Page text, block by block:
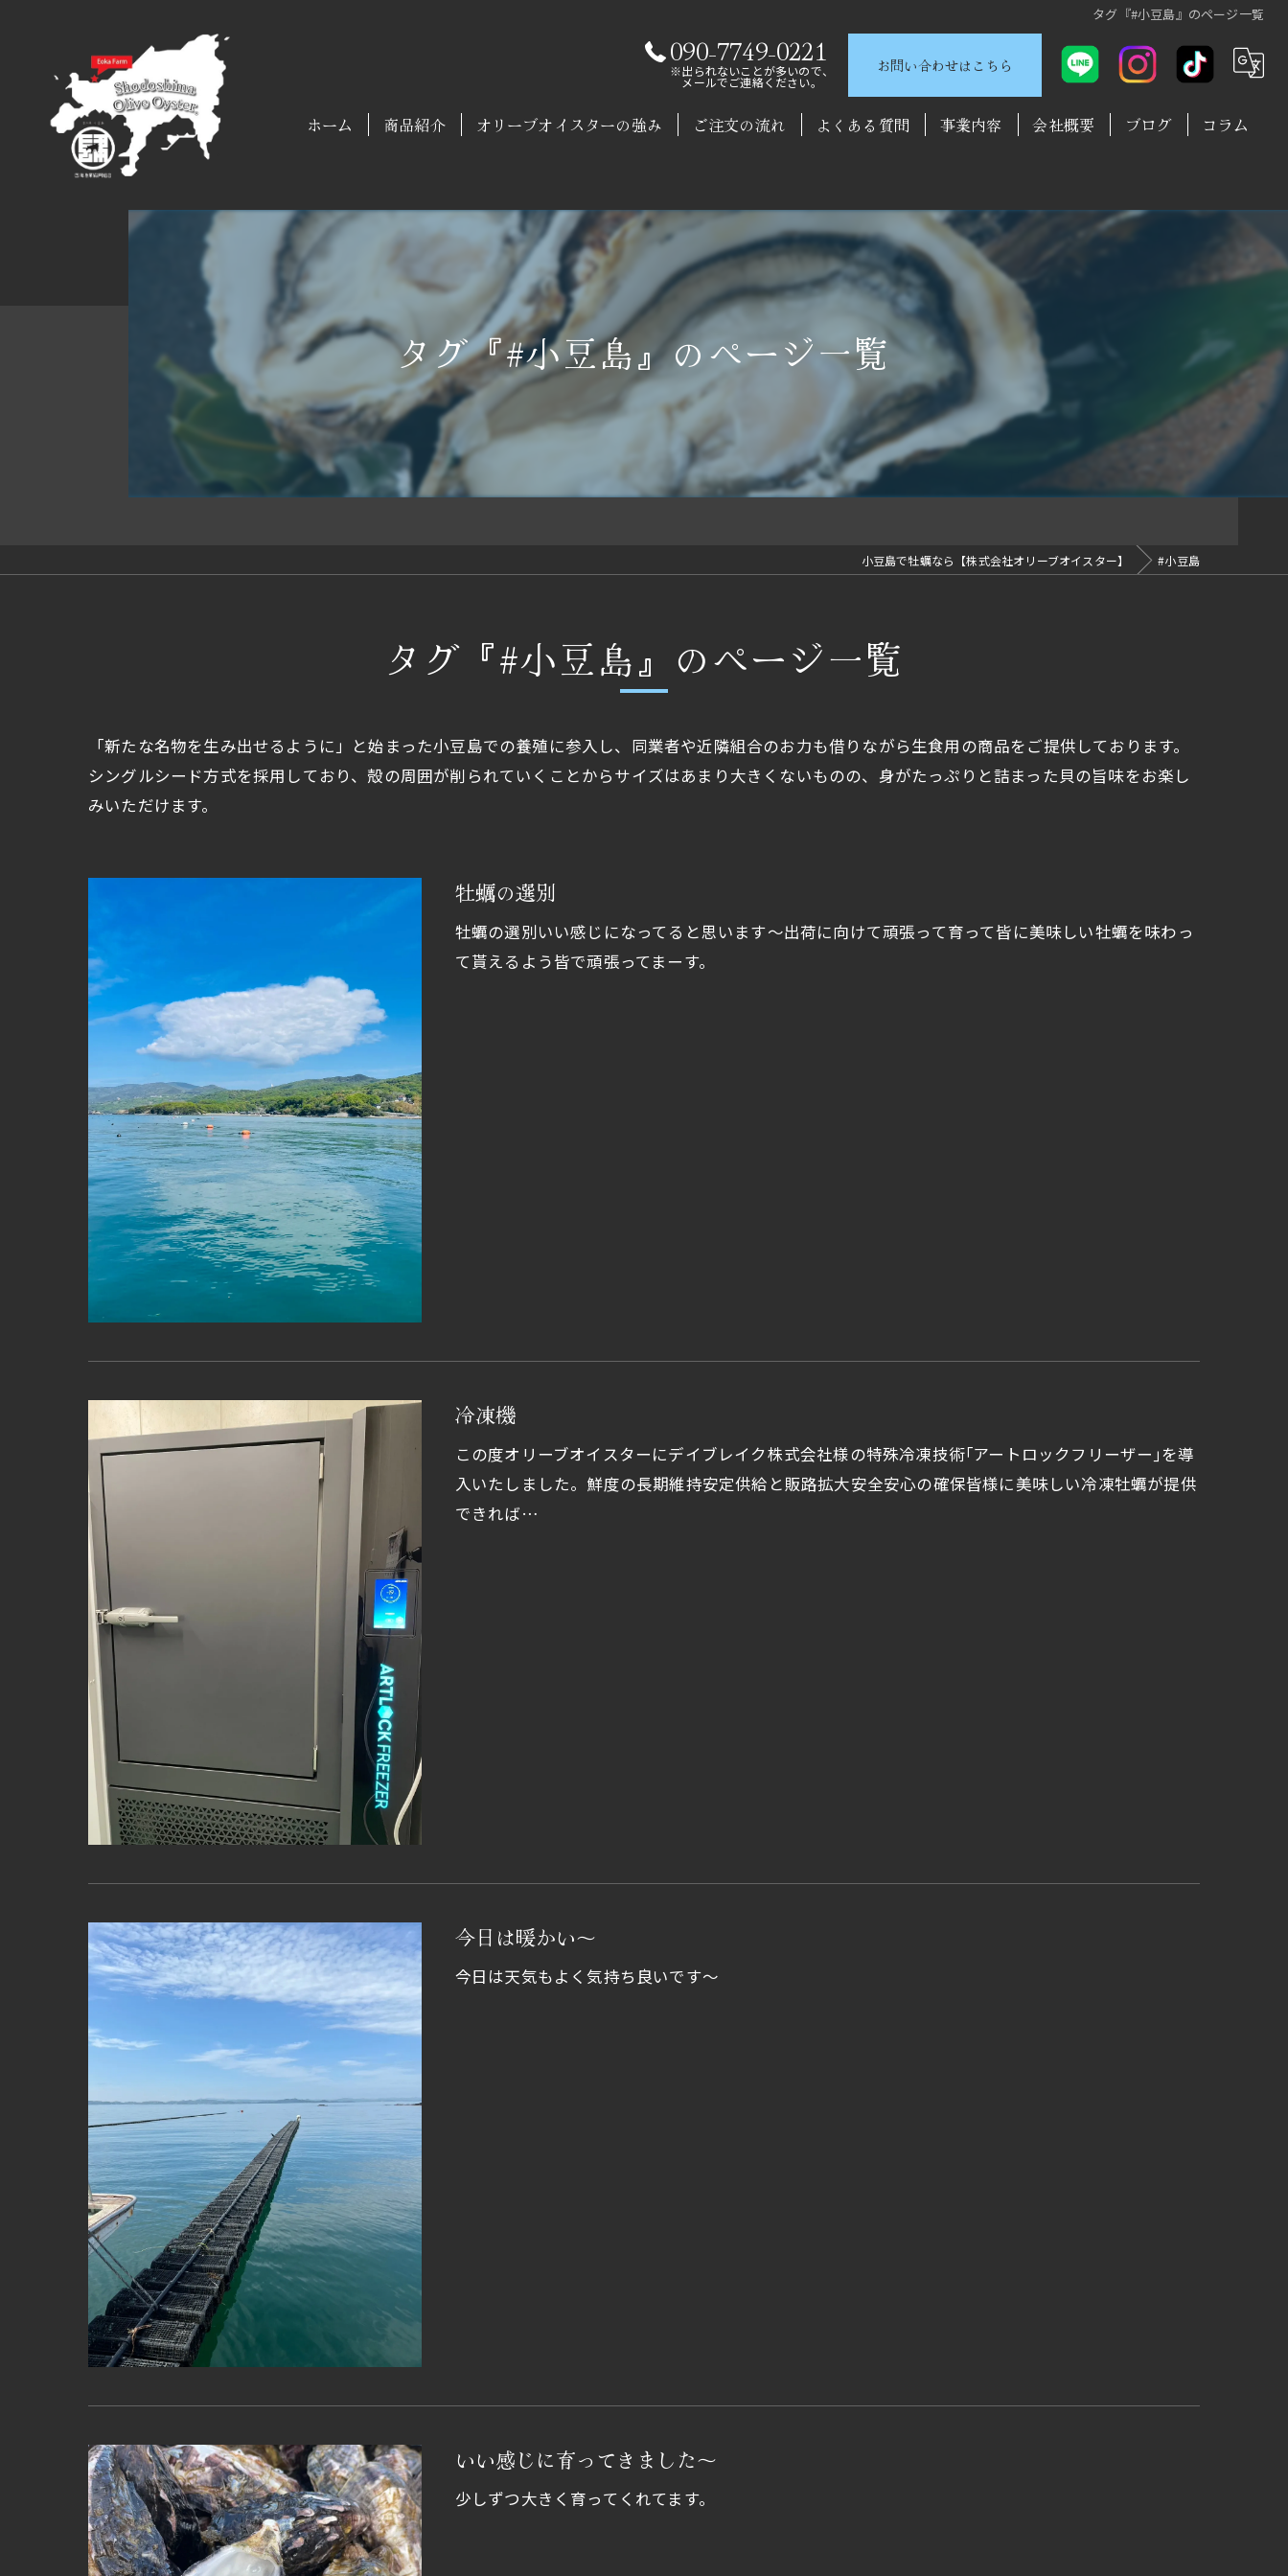
タグ『#小豆島』のページ一覧
090-7749-0221
※出られないことが多いので、
メールでご連絡ください。
お問い合わせはこちら
ホーム 商品紹介 オリーブオイスターの強み ご注文の流れ よくある質問 事業内容 会社概要 ブログ コラム
タグ『#小豆島』のページ一覧
小豆島で牡蠣なら【株式会社オリーブオイスター】 #小豆島
タグ『#小豆島』のページ一覧
「新たな名物を生み出せるように」と始まった小豆島での養殖に参入し、同業者や近隣組合のお力も借りながら生食用の商品をご提供しております。
シングルシード方式を採用しており、殻の周囲が削られていくことからサイズはあまり大きくないものの、身がたっぷりと詰まった貝の旨味をお楽し
みいただけます。
牡蠣の選別
牡蠣の選別いい感じになってると思います～出荷に向けて頑張って育って皆に美味しい牡蠣を味わっ
て貰えるよう皆で頑張ってまーす。
冷凍機
この度オリーブオイスターにデイブレイク株式会社様の特殊冷凍技術｢アートロックフリーザー｣を導
入いたしました。鮮度の長期維持安定供給と販路拡大安全安心の確保皆様に美味しい冷凍牡蠣が提供
できれば…
今日は暖かい～
今日は天気もよく気持ち良いです～
いい感じに育ってきました～
少しずつ大きく育ってくれてます。